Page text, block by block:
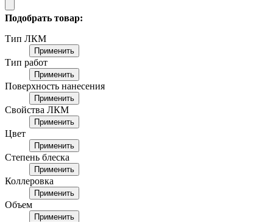
Подобрать товар:
Тип ЛКМ
Применить
Тип работ
Применить
Поверхность нанесения
Применить
Свойства ЛКМ
Применить
Цвет
Применить
Степень блеска
Применить
Коллеровка
Применить
Объем
Применить